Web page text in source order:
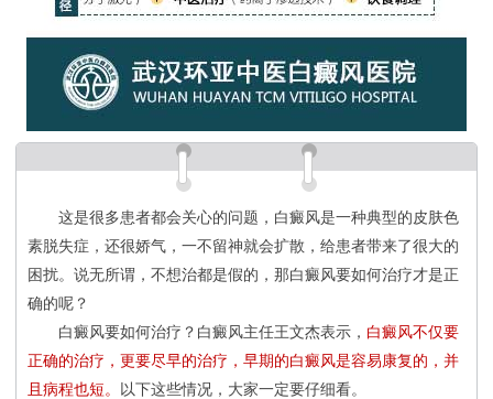
这是很多患者都会关心的问题，白癜风是一种典型的皮肤色
素脱失症，还很娇气，一不留神就会扩散，给患者带来了很大的
困扰。说无所谓，不想治都是假的，那白癜风要如何治疗才是正
确的呢？
白癜风要如何治疗？白癜风主任王文杰表示， 白癜风不仅要
正确的治疗，更要尽早的治疗，早期的白癜风是容易康复的，并
且病程也短。
以下这些情况，大家一定要仔细看。